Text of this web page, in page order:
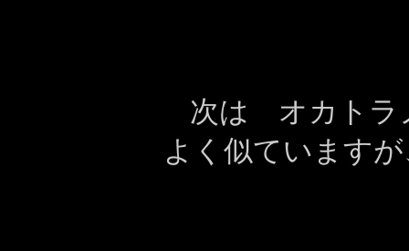
次は オカトラ
よく似ています